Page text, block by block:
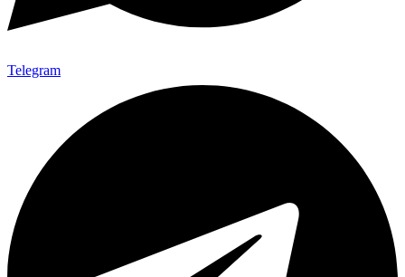
Telegram